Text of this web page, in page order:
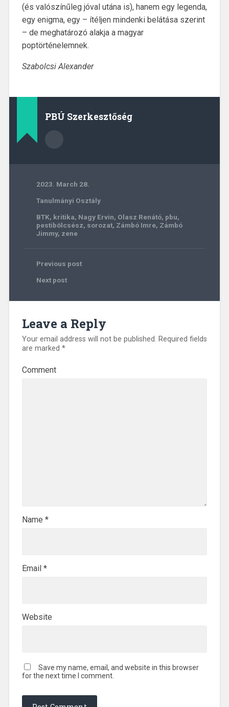
(és valószínűleg jóval utána is), hanem egy legenda,
egy enigma, egy – ítéljen mindenki belátása szerint
– de meghatározó alakja a magyar
poptörténelemnek.
Szabolcsi Alexander
PBÚ Szerkesztőség
2023. March 28.
Tanulmányi Osztály
BTK, kritika, Nagy Ervin, Olasz Renátó, pbu,
pestibölcsész, sorozat, Zámbó Imre, Zámbó
Jimmy, zene
Previous post
Next post
Leave a Reply
Your email address will not be published. Required fields
are marked *
Comment
Name *
Email *
Website
Save my name, email, and website in this browser
for the next time I comment.